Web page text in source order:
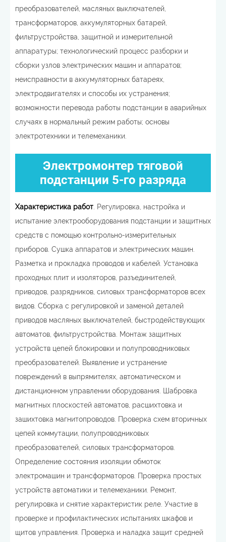
преобразователей, масляных выключателей,
трансформаторов, аккумуляторных батарей,
фильтрустройства, защитной и измерительной
аппаратуры; технологический процесс разборки и
сборки узлов электрических машин и аппаратов;
неисправности в аккумуляторных батареях,
электродвигателях и способы их устранения;
возможности перевода работы подстанции в аварийных
случаях в нормальный режим работы; основы
электротехники и телемеханики.
Электромонтер тяговой
подстанции 5-го разряда
Характеристика работ . Регулировка, настройка и
испытание электрооборудования подстанции и защитных
средств с помощью контрольно-измерительных
приборов. Сушка аппаратов и электрических машин.
Разметка и прокладка проводов и кабелей. Установка
проходных плит и изоляторов, разъединителей,
приводов, разрядников, силовых трансформаторов всех
видов. Сборка с регулировкой и заменой деталей
приводов масляных выключателей, быстродействующих
автоматов, фильтрустройства. Монтаж защитных
устройств цепей блокировки и полупроводниковых
преобразователей. Выявление и устранение
повреждений в выпрямителях, автоматическом и
дистанционном управлении оборудования. Шабровка
магнитных плоскостей автоматов, расшихтовка и
зашихтовка магнитопроводов. Проверка схем вторичных
цепей коммутации, полупроводниковых
преобразователей, силовых трансформаторов.
Определение состояния изоляции обмоток
электромашин и трансформаторов. Проверка простых
устройств автоматики и телемеханики. Ремонт,
регулировка и снятие характеристик реле. Участие в
проверке и профилактических испытаниях шкафов и
щитов управления. Проверка и наладка защит средней